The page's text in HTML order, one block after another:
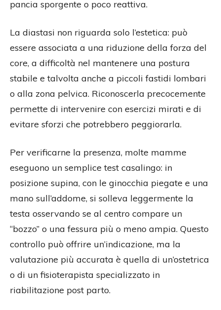
pancia sporgente o poco reattiva.
La diastasi non riguarda solo l’estetica: può
essere associata a una riduzione della forza del
core, a difficoltà nel mantenere una postura
stabile e talvolta anche a piccoli fastidi lombari
o alla zona pelvica. Riconoscerla precocemente
permette di intervenire con esercizi mirati e di
evitare sforzi che potrebbero peggiorarla.
Per verificarne la presenza, molte mamme
eseguono un semplice test casalingo: in
posizione supina, con le ginocchia piegate e una
mano sull’addome, si solleva leggermente la
testa osservando se al centro compare un
“bozzo” o una fessura più o meno ampia. Questo
controllo può offrire un’indicazione, ma la
valutazione più accurata è quella di un’ostetrica
o di un fisioterapista specializzato in
riabilitazione post parto.